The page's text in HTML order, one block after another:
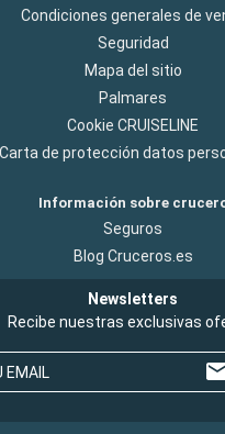
Condiciones generales de
Seguridad
Mapa del sitio
Palmares
Cookie CRUISELINE
Carta de protección datos
Información sobre
Seguros
Blog Cruceros.es
Newsletters
Recibe nuestras exclusivas
EMAIL